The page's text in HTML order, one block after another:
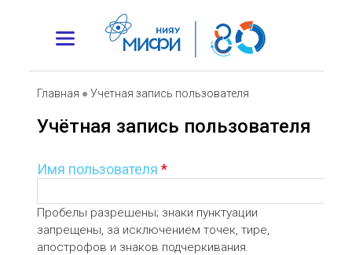
Главная ● Учётная запись пользователя
Учётная запись пользователя
Имя пользователя *
Пробелы разрешены; знаки пунктуации
запрещены, за исключением точек, тире,
апострофов и знаков подчеркивания.